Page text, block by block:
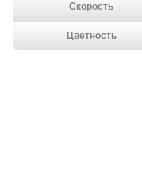
Скорость
Цветность